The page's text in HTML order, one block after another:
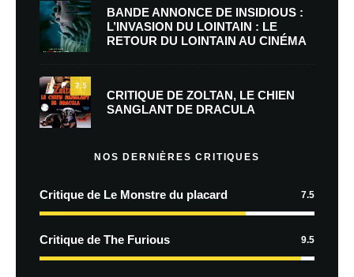
BANDE ANNONCE DE INSIDIOUS :
L’INVASION DU LOINTAIN : LE
RETOUR DU LOINTAIN AU CINÉMA
7.5
CRITIQUE DE ZOLTAN, LE CHIEN
SANGLANT DE DRACULA
NOS DERNIÈRES CRITIQUES
Critique de Le Monstre du placard 7.5
Critique de The Furious 9.5